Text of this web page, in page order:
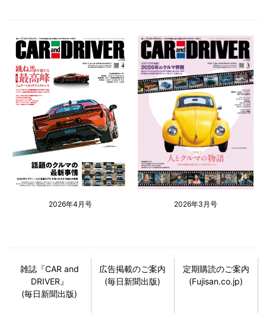
2026年4月号 2026年3月号
雑誌『CAR and
DRIVER』
(毎日新聞出版)
広告掲載のご案内
(毎日新聞出版)
定期購読のご案内
(Fujisan.co.jp)